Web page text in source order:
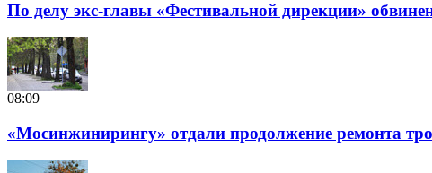
По делу экс-главы «Фестивальной дирекции»
08:09
«Мосинжинирингу» отдали продолжение ремонта